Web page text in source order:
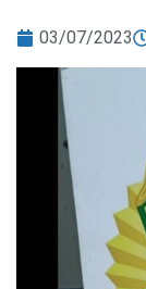
03/07/2023